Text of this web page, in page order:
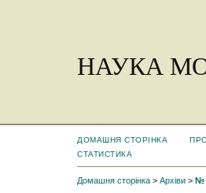
НАУКА
ДОМАШНЯ СТОРІНКА
СТАТИСТИКА
Домашня сторінка > Архіви > №